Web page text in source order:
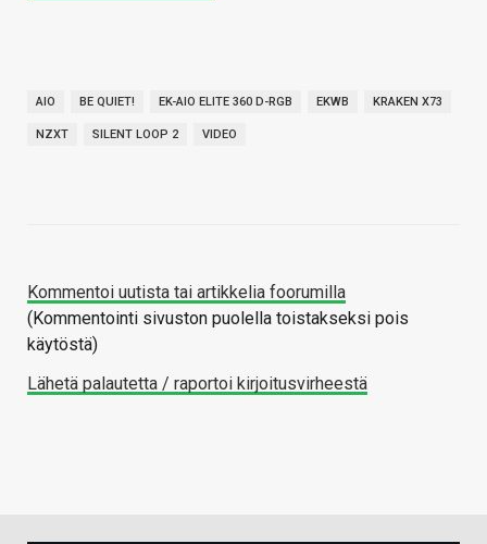
AIO BE QUIET! EK-AIO ELITE 360 D-RGB EKWB KRAKEN X73
NZXT SILENT LOOP 2 VIDEO
Kommentoi uutista tai artikkelia foorumilla
(Kommentointi sivuston puolella toistakseksi pois
käytöstä)
Lähetä palautetta / raportoi kirjoitusvirheestä